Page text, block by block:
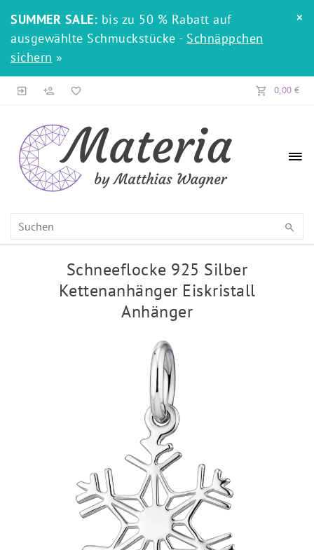
SUMMER SALE: bis zu 50 % Rabatt auf
ausgewählte Schmuckstücke - Schnäppchen
sichern »
×
0,00 €
Schneeflocke 925 Silber
Kettenanhänger Eiskristall
Anhänger